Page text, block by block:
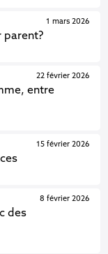
parent?
1 mars 2026
entre
22 février 2026
15 février 2026
des
8 février 2026